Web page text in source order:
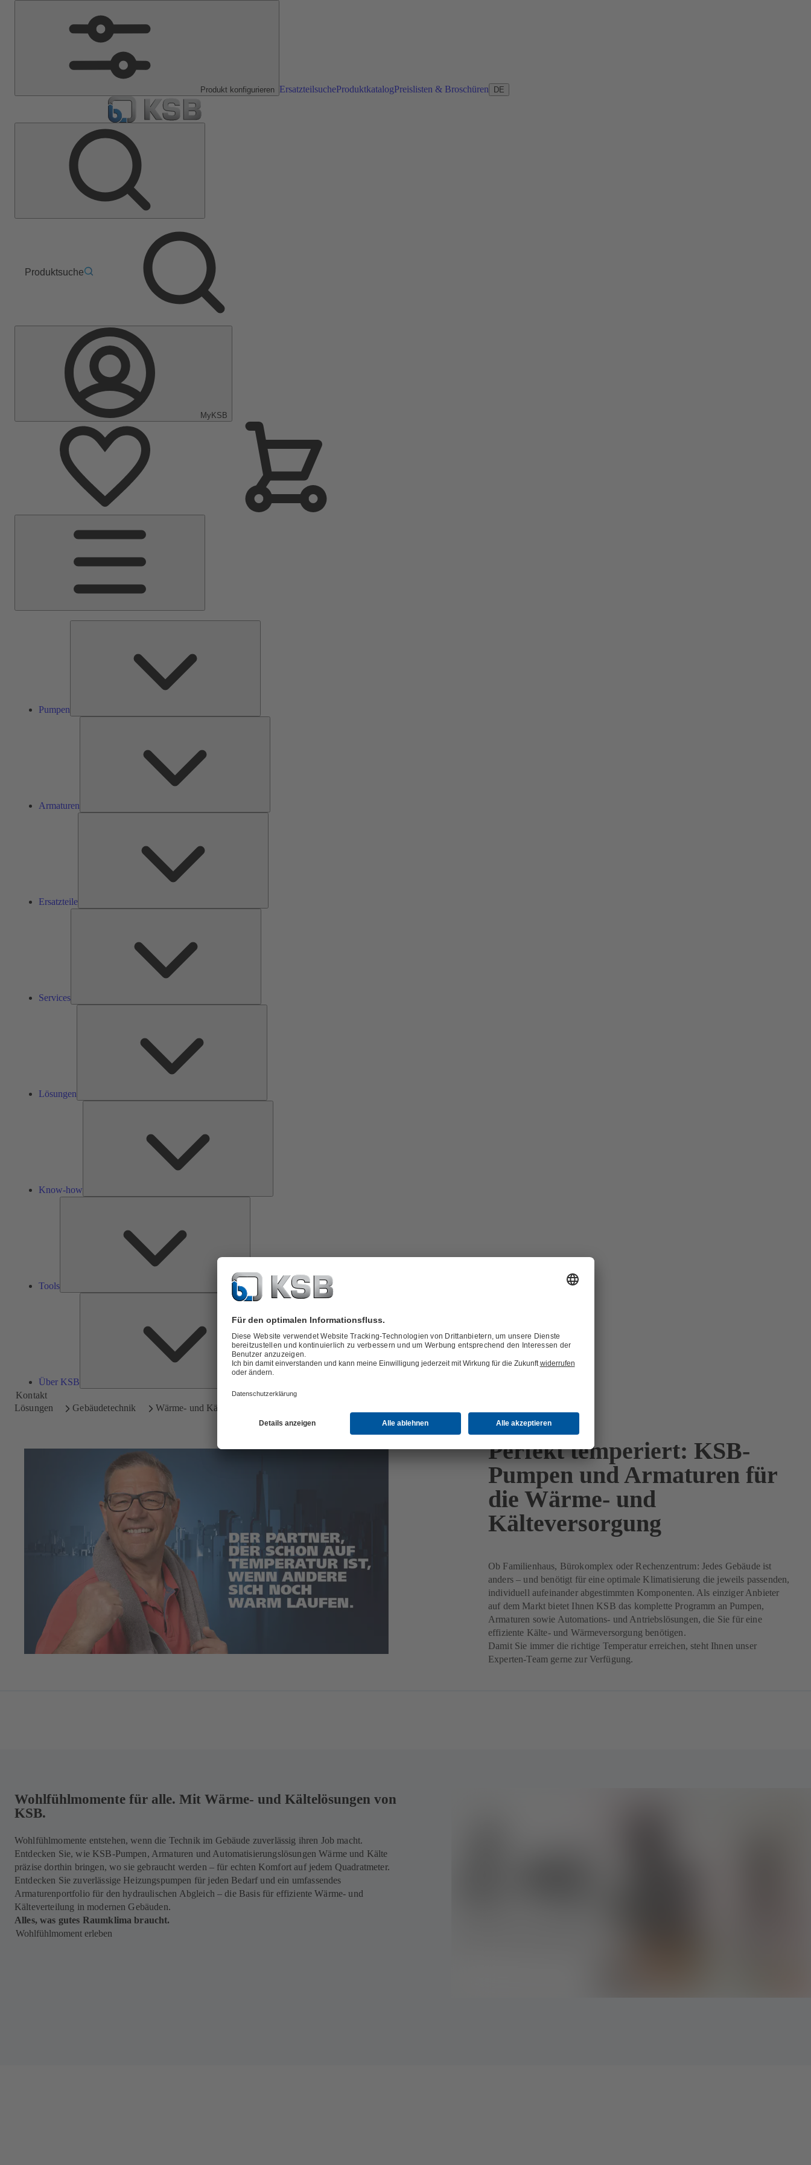
Produkt konfigurieren ErsatzteilsucheProduktkatalogPreislisten & Broschüren DE
Produktsuche
MyKSB
Pumpen
Armaturen
Ersatzteile
Services
Lösungen
Know-how
Tools
Über KSB
Über
Kontakt
Lösungen
Gebäudetechnik Wärme- und Kälteversorgung
Perfekt temperiert: KSB-
Pumpen und Armaturen für
die Wärme- und
Kälteversorgung
Ob Familienhaus, Bürokomplex oder Rechenzentrum: Jedes Gebäude ist
anders – und benötigt für eine optimale Klimatisierung die jeweils passenden,
individuell aufeinander abgestimmten Komponenten. Als einziger Anbieter
auf dem Markt bietet Ihnen KSB das komplette Programm an Pumpen,
Armaturen sowie Automations- und Antriebslösungen, die Sie für eine
effiziente Kälte- und Wärmeversorgung benötigen.
Damit Sie immer die richtige Temperatur erreichen, steht Ihnen unser
Experten-Team gerne zur Verfügung.
Wohlfühlmomente für alle. Mit Wärme- und Kältelösungen von
KSB.
Wohlfühlmomente entstehen, wenn die Technik im Gebäude zuverlässig ihren Job macht.
Entdecken Sie, wie KSB-Pumpen, Armaturen und Automatisierungslösungen Wärme und Kälte
präzise dorthin bringen, wo sie gebraucht werden – für echten Komfort auf jedem Quadratmeter.
Entdecken Sie zuverlässige Heizungspumpen für jeden Bedarf und ein umfassendes
Armaturenportfolio für den hydraulischen Abgleich – die Basis für effiziente Wärme‑ und
Kälteverteilung in modernen Gebäuden.
Alles, was gutes Raumklima braucht.
Wohlfühlmoment erleben